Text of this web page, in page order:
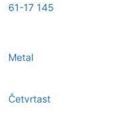
61-17 145
Metal
Četvrtast